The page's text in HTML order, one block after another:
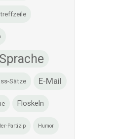
Sätze E-Mail
Floskeln
Partizip Humor